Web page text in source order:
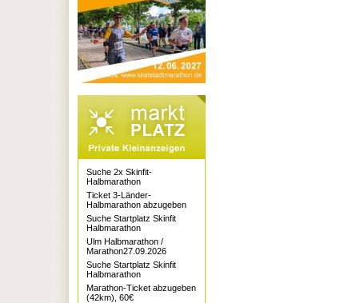
Suche 2x Skinfit-
Halbmarathon
Ticket 3-Länder-
Halbmarathon abzugeben
Suche Startplatz Skinfit
Halbmarathon
Ulm Halbmarathon /
Marathon27.09.2026
Suche Startplatz Skinfit
Halbmarathon
Marathon-Ticket abzugeben
(42km), 60€